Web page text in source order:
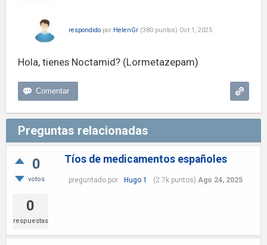
respondido por HelenGr (380 puntos) Oct 1, 2025
Hola, tienes Noctamid? (Lormetazepam)
Preguntas relacionadas
0
votos
0
respuestas
Tíos de medicamentos españoles
preguntado por Hugo 1 (2.7kpuntos) Ago 24, 2025